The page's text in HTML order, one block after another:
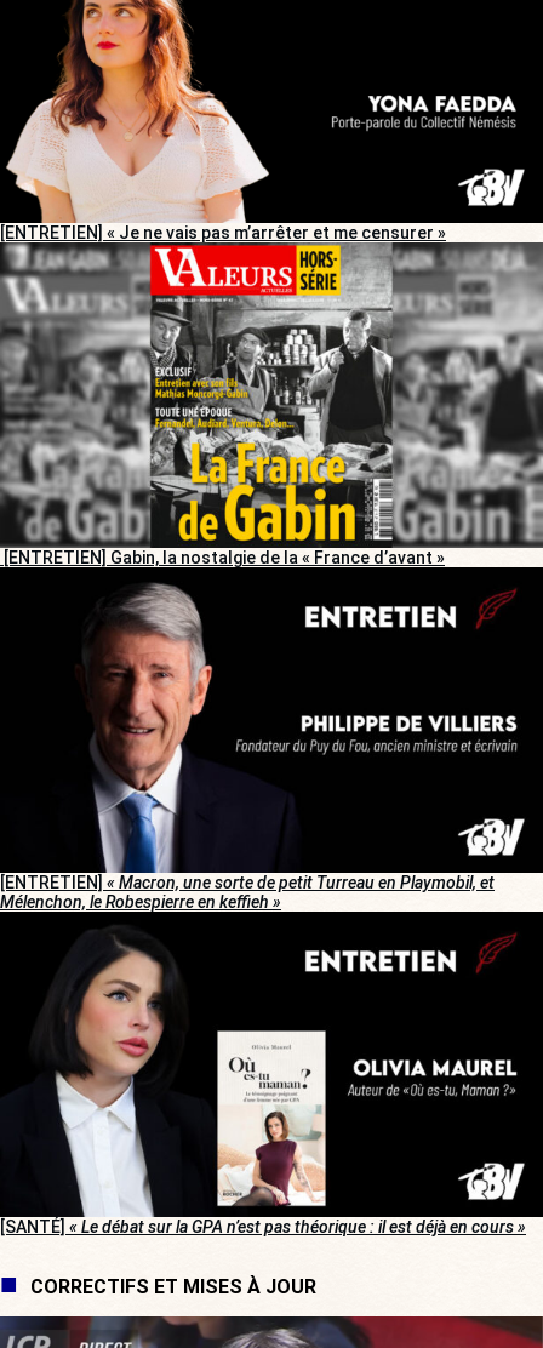
[ENTRETIEN] « Je ne vais pas m’arrêter et me censurer »
[ENTRETIEN] Gabin, la nostalgie de la « France d’avant »
[ENTRETIEN] « Macron, une sorte de petit Turreau en Playmobil, et
Mélenchon, le Robespierre en keffieh »
[SANTÉ] « Le débat sur la GPA n’est pas théorique : il est déjà en cours »
CORRECTIFS ET MISES À JOUR